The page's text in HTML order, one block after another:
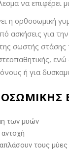
να επιφέρει
η ορθοσωμική
ασκήσεις για
σωστής
ή για
των μυών
τους μύες